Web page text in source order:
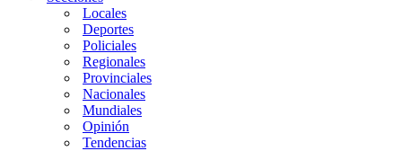
Locales
Deportes
Policiales
Regionales
Provinciales
Nacionales
Mundiales
Opinión
Tendencias